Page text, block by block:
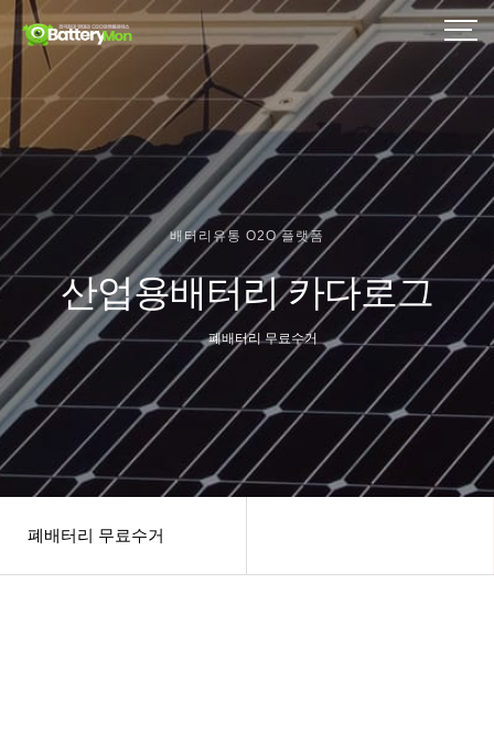
배터리유통 O2O 플랫폼
산업용배터리 카다로그
폐배터리 무료수거
폐배터리 무료수거